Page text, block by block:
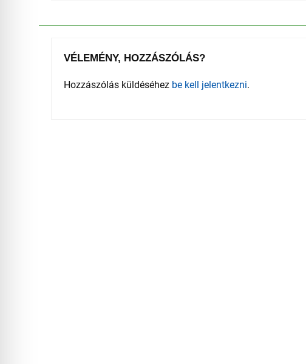
VÉLEMÉNY, HOZZÁSZÓLÁS?
Hozzászólás küldéséhez be kell jelentkezni.